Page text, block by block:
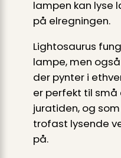
lampen kan lyse
på elregningen.
Lightosaurus
lampe, men
der pynter i
er perfekt til små
juratiden, og
trofast lysende
på.